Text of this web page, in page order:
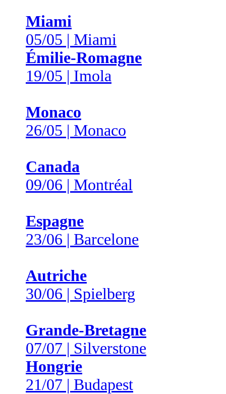
Miami
05/05 | Miami
Émilie-Romagne
19/05 | Imola
Monaco
26/05 | Monaco
Canada
09/06 | Montréal
Espagne
23/06 | Barcelone
Autriche
30/06 | Spielberg
Grande-Bretagne
07/07 | Silverstone
Hongrie
21/07 | Budapest